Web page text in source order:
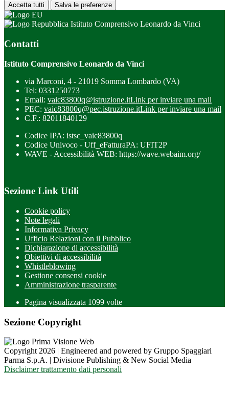
Accetta tutti Salva le preferenze
Istituto Comprensivo Leonardo da Vinci
Contatti
Istituto Comprensivo Leonardo da Vinci
via Marconi, 4 - 21019 Somma Lombardo (VA)
Tel: 0331250773
Email: vaic83800q@istruzione.itLink per inviare una mail
PEC: vaic83800q@pec.istruzione.itLink per inviare una mail
C.F.: 82011840129
Codice IPA: istsc_vaic83800q
Codice Univoco - Uff_eFatturaPA: UFIT2P
WAVE - Accessibilità WEB: https://wave.webaim.org/
Sezione Link Utili
Cookie policy
Note legali
Informativa Privacy
Ufficio Relazioni con il Pubblico
Dichiarazione di accessibilità
Obiettivi di accessibilità
Whistleblowing
Gestione consensi cookie
Amministrazione trasparente
Pagina visualizzata 1099 volte
Sezione Copyright
Copyright 2026 | Engineered and powered by Gruppo Spaggiari
Parma S.p.A. | Divisione Publishing & New Social Media
Disclaimer trattamento dati personali